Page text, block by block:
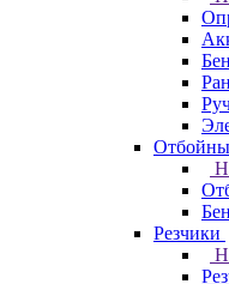
Резчики